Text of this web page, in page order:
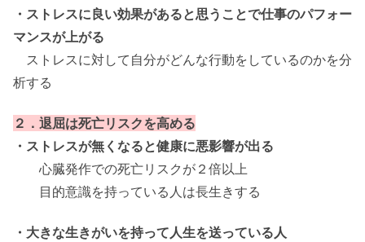
・ストレスに良い効果があると思うことで仕事のパフォー
マンスが上がる
ストレスに対して自分がどんな行動をしているのかを分
析する
２．退屈は死亡リスクを高める
・ストレスが無くなると健康に悪影響が出る
心臓発作での死亡リスクが２倍以上
目的意識を持っている人は長生きする
・大きな生きがいを持って人生を送っている人